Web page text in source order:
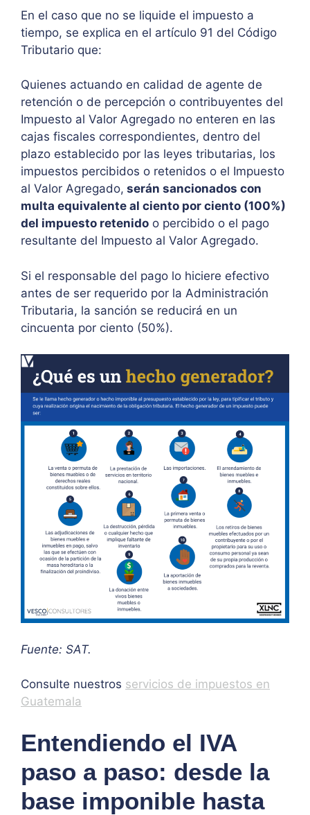
En el caso que no se liquide el impuesto a
tiempo, se explica en el artículo 91 del Código
Tributario que:
Quienes actuando en calidad de agente de
retención o de percepción o contribuyentes del
Impuesto al Valor Agregado no enteren en las
cajas fiscales correspondientes, dentro del
plazo establecido por las leyes tributarias, los
impuestos percibidos o retenidos o el Impuesto
al Valor Agregado, serán sancionados con
multa equivalente al ciento por ciento (100%)
del impuesto retenido o percibido o el pago
resultante del Impuesto al Valor Agregado.
Si el responsable del pago lo hiciere efectivo
antes de ser requerido por la Administración
Tributaria, la sanción se reducirá en un
cincuenta por ciento (50%).
Fuente: SAT.
Consulte nuestros servicios de impuestos en
Guatemala
Entendiendo el IVA
paso a paso: desde la
base imponible hasta